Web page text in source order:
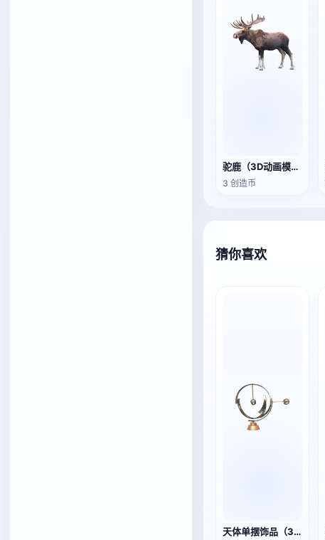
驼鹿（3D动画模型）
3 创造币
猜你喜欢
天体单摆饰品（3D动作模型）